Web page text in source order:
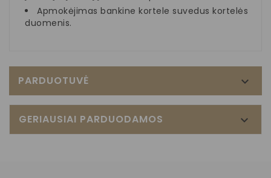
Apmokėjimas bankine kortele suvedus kortelės
duomenis.
PARDUOTUVĖ 
GERIAUSIAI PARDUODAMOS 